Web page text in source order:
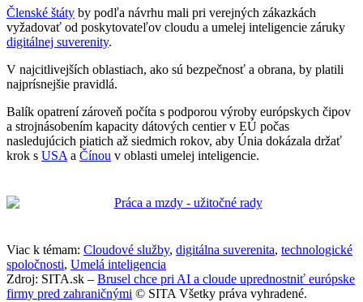
Členské štáty by podľa návrhu mali pri verejných zákazkách
vyžadovať od poskytovateľov cloudu a umelej inteligencie záruky
digitálnej suverenity.
V najcitlivejších oblastiach, ako sú bezpečnosť a obrana, by platili
najprísnejšie pravidlá.
Balík opatrení zároveň počíta s podporou výroby európskych čipov
a strojnásobením kapacity dátových centier v EÚ počas
nasledujúcich piatich až siedmich rokov, aby Únia dokázala držať
krok s USAa Čínou v oblasti umelej inteligencie.
Viac k témam: Cloudové služby, digitálna suverenita, technologické
spoločnosti, Umelá inteligencia
Zdroj: SITA.sk – Brusel chce pri AI a cloude uprednostniť európske
firmy pred zahraničnými © SITA Všetky práva vyhradené.